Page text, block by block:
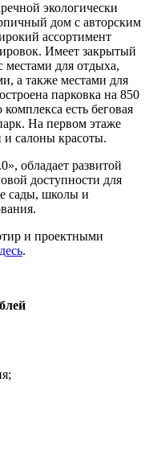
экологически
дом с авторским
ассортимент
Имеет закрытый
местами для отдыха,
а также местами для
парковка на 850
есть беговая
На первом этаже
и салоны красоты.
обладает развитой
доступности для
сады, школы и
и проектными
.